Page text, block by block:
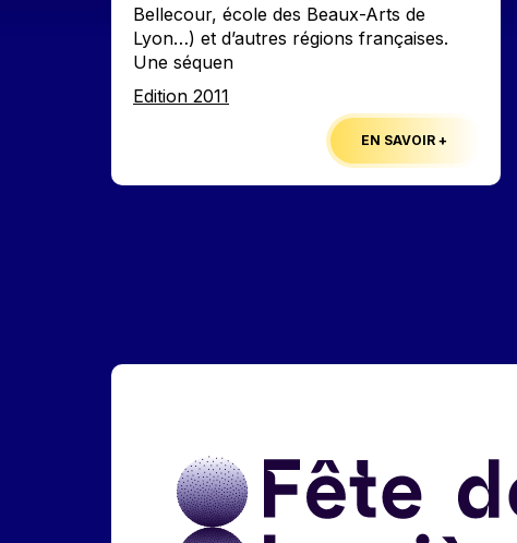
Bellecour, école des Beaux-Arts de
Lyon…) et d’autres régions françaises.
Une séquen
Edition
Edition 2011
EN SAVOIR +